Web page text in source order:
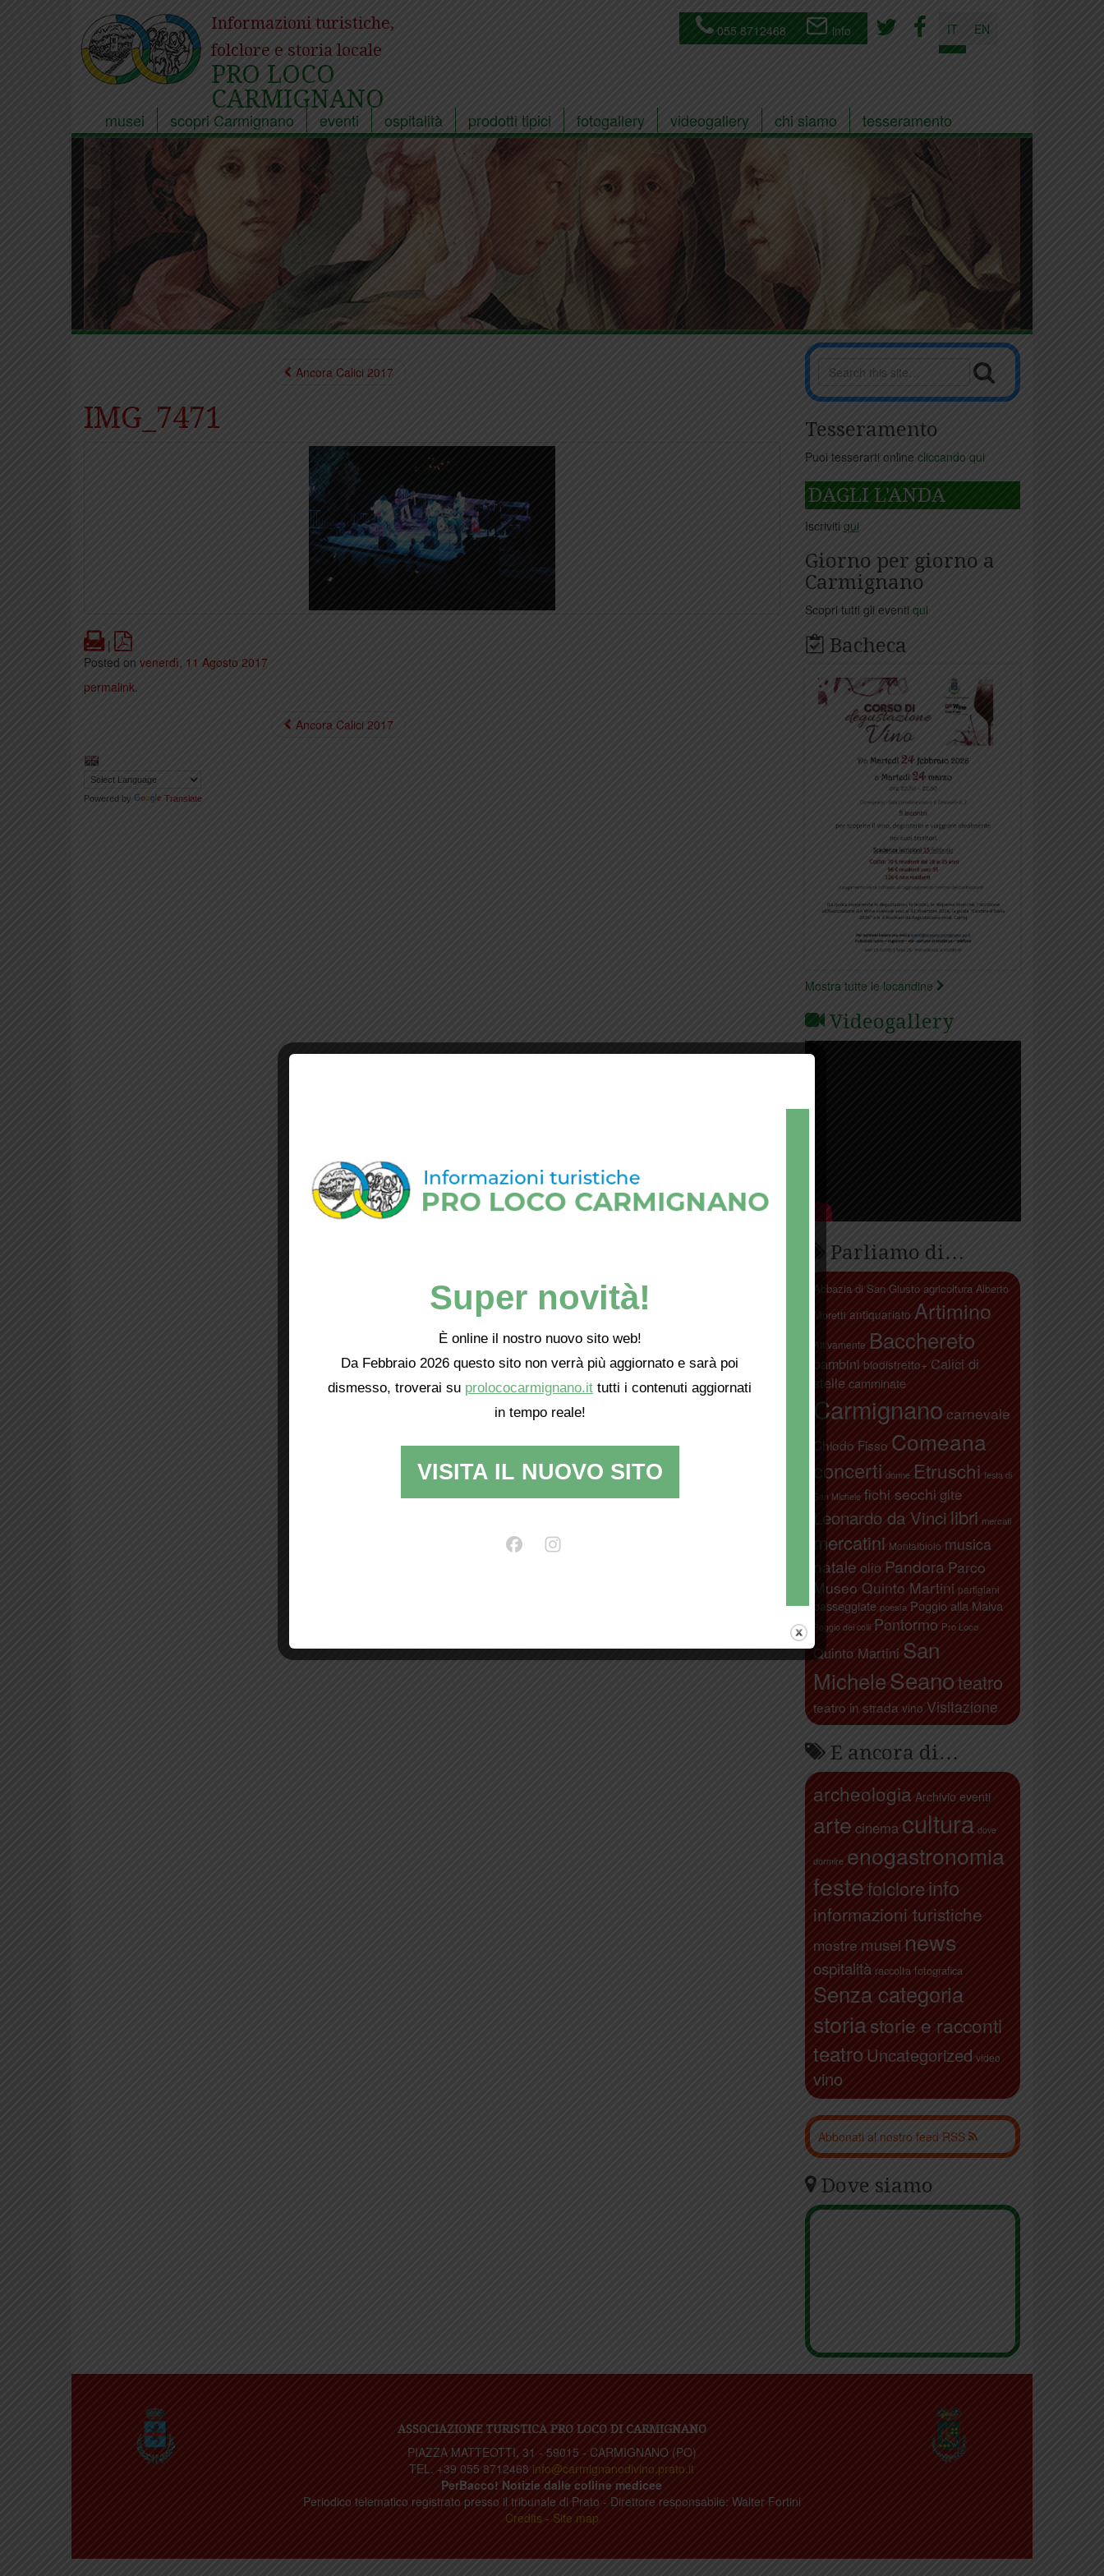
Informazioni turistiche,
folclore e storia locale
PRO LOCO
CARMIGNANO
055 8712468 info IT EN
musei scopri Carmignano eventi ospitalità prodotti tipici fotogallery videogallery chi siamo tesseramento
Ancora Calici 2017
IMG_7471
Print
|
Posted on venerdì, 11 Agosto 2017
permalink.
Ancora Calici 2017
Powered by Translate
Tesseramento
Puoi tesserarti online cliccando qui
DAGLI L'ANDA
Iscriviti qui
Giorno per giorno a
Carmignano
Scopri tutti gli eventi qui
Bacheca
Mostra tutte le locandine
Videogallery
Parliamo di…
Abbazia di San Giusto agricoltura Alberto
Moretti antiquariato Artimino
Attivamente Bacchereto
bambini biodistretto+ Calici di
stelle camminate
Carmignano carnevale
Chiodo Fisso Comeana
concerti donne Etruschi festa di
San Michele fichi secchi gite
Leonardo da Vinci libri mercati
mercatini Montalbiolo musica
natale olio Pandora Parco
Museo Quinto Martini partigiani
passeggiate poesia Poggio alla Malva
Poggio dei colli Pontormo Pro Loco
Quinto Martini San
MicheleSeanoteatro
teatro in strada vino Visitazione
E ancora di…
archeologia Archivio eventi
arte cinema cultura dove
dormire enogastronomia
festefolcloreinfo
informazioni turistiche
mostre musei news
ospitalità raccolta fotografica
Senza categoria
storiastorie e racconti
teatro Uncategorized video
vino
Abbonati al nostro feed RSS
Dove siamo
ASSOCIAZIONE TURISTICA PRO LOCO DI CARMIGNANO
PIAZZA MATTEOTTI, 31 - 59015 - CARMIGNANO (PO)
TEL. +39 055 8712468 info@carmignanodivino.prato.it
PerBacco! Notizie dalle colline medicee
Periodico telematico registrato presso il tribunale di Prato - Direttore responsabile: Walter Fortini
Credits - Site map
Super novità!
È online il nostro nuovo sito web!
Da Febbraio 2026 questo sito non verrà più aggiornato e sarà poi
dismesso, troverai su prolococarmignano.it tutti i contenuti aggiornati
in tempo reale!
VISITA IL NUOVO SITO